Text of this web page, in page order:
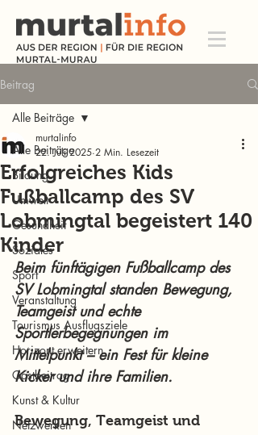
Beitrag
Alle Beiträge
Bildung
Umwelt
Gesundheit
Soziales
Sport
Veranstaltung
Tourismus Ausflugsziele
Horizont erweitern
Gastbeitrag
Kunst & Kultur
Netzwerken
Alle Beiträge
Erfolgreiches Kids
Fußballcamp des SV
Lobmingtal begeistert 140
Kinder
murtalinfo
22. Juli 2025 2 Min. Lesezeit
Beim fünftägigen Fußballcamp des
SV Lobmingtal standen Bewegung,
Teamgeist und echte
Sportlerbegegnungen im
Mittelpunkt – ein Fest für kleine
Kicker und ihre Familien.
Bewegung, Teamgeist und